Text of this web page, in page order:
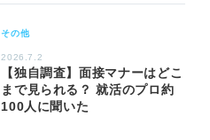
その他
2026.7.2
【独自調査】面接マナーはどこ
まで見られる？ 就活のプロ約
100人に聞いた